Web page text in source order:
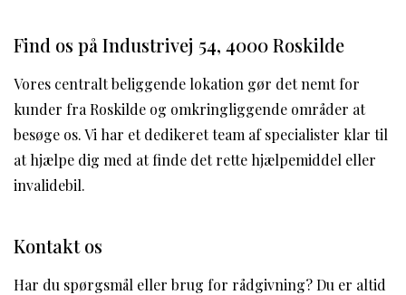
Find os på Industrivej 54, 4000 Roskilde
Vores centralt beliggende lokation gør det nemt for
kunder fra Roskilde og omkringliggende områder at
besøge os. Vi har et dedikeret team af specialister klar til
at hjælpe dig med at finde det rette hjælpemiddel eller
invalidebil.
Kontakt os
Har du spørgsmål eller brug for rådgivning? Du er altid